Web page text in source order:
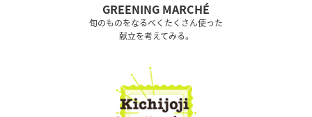
GREENING MARCHÉ
旬のものをなるべくたくさん使った
献立を考えてみる。